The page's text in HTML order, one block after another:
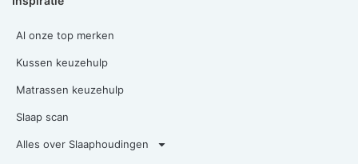
Al onze top merken
Kussen keuzehulp
Matrassen keuzehulp
Slaap scan
Alles over Slaaphoudingen